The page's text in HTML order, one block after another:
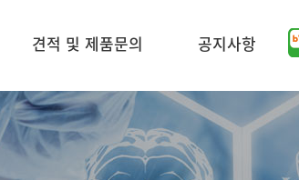
견적 및 제품문의 공지사항